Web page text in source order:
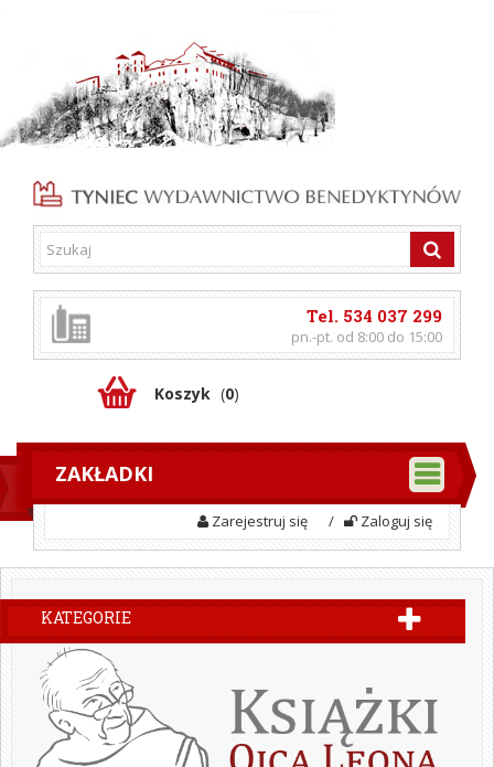
Tel. 534 037 299
pn.-pt. od 8:00 do 15:00
Koszyk (0)
ZAKŁADKI
Zarejestruj się / Zaloguj się
KATEGORIE